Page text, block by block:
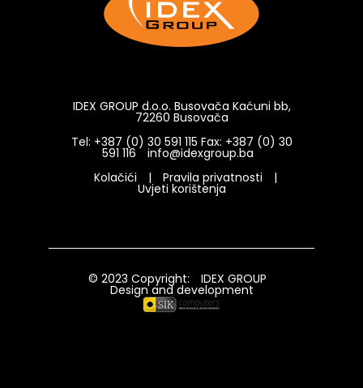
IDEX GROUP d.o.o. Busovača Kaćuni bb,
72260 Busovača
Tel: +387 (0) 30 591 115 Fax: +387 (0) 30
591 116
info@idexgroup.ba
Kolačići
| Pravila privatnosti |
Uvjeti korištenja
© 2023 Copyright: IDEX GROUP
Design and development